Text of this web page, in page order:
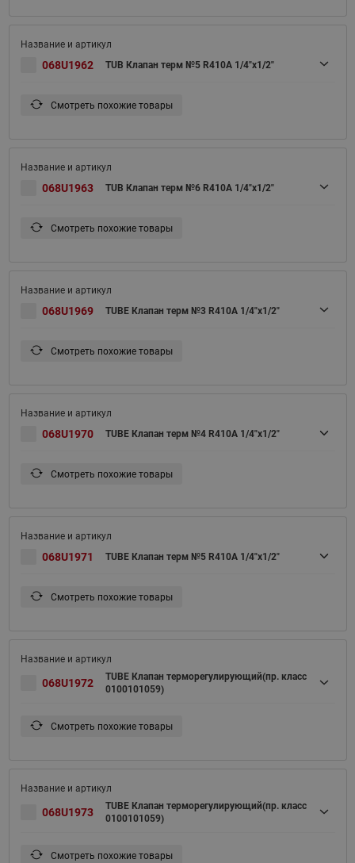
068U1962 TUB Клапан терм №5 R410A 1/4"х1/2"
Смотреть похожие товары
068U1963 TUB Клапан терм №6 R410A 1/4"х1/2"
Смотреть похожие товары
068U1969 TUBE Клапан терм №3 R410A 1/4"х1/2"
Смотреть похожие товары
068U1970 TUBE Клапан терм №4 R410A 1/4"х1/2"
Смотреть похожие товары
068U1971 TUBE Клапан терм №5 R410A 1/4"х1/2"
Смотреть похожие товары
068U1972
TUBE Клапан терморегулирующий(пр. класс
0100101059)
Смотреть похожие товары
068U1973
TUBE Клапан терморегулирующий(пр. класс
0100101059)
Смотреть похожие товары